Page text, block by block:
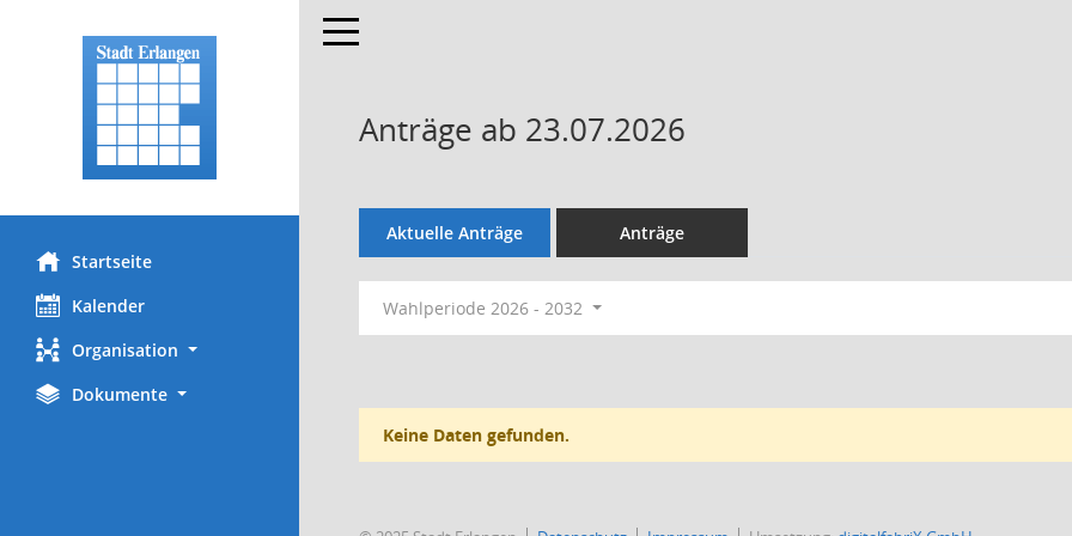
Startseite
Kalender
Organisation
Dokumente
Toggle navigation
Anträge ab 23.07.2026
Aktuelle Anträge Anträge
Wahlperiode 2026 - 2032
Keine Daten gefunden.